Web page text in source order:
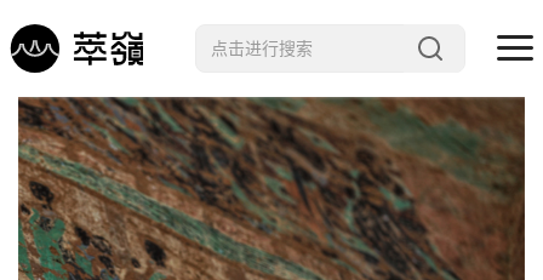
哲学 · 文明
艺术 · 科技
未来 · 生命
行星智慧